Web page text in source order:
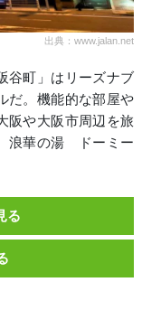
出典：www.jalan.net
町」はリーズナブ
だ。機能的な部屋や
阪や大阪市周辺を旅
浪華の湯 ドーミー
る